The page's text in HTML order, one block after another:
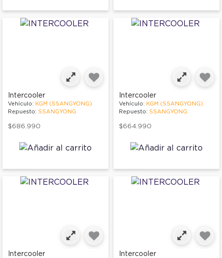
Intercooler
Vehículo: KGM (SSANGYONG)
Repuesto: SSANGYONG
$686.990
Intercooler
Vehículo: KGM (SSANGYONG)
Repuesto: SSANGYONG
$664.990
Intercooler Intercooler